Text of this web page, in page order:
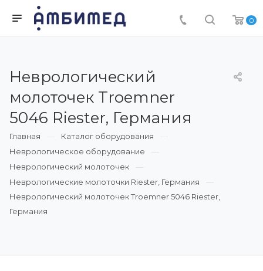
0
Неврологический
молоточек Troemner
5046 Riester, Германия
Главная
Каталог оборудования
Неврологическое оборудование
Неврологический молоточек
Неврологические молоточки Riester, Германия
Неврологический молоточек Troemner 5046 Riester,
Германия